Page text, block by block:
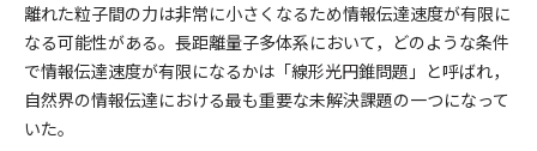
離れた粒子間の力は非常に小さくなるため情報伝達速度が有限に
なる可能性がある。長距離量子多体系において，どのような条件
で情報伝達速度が有限になるかは「線形光円錐問題」と呼ばれ，
自然界の情報伝達における最も重要な未解決課題の一つになって
いた。